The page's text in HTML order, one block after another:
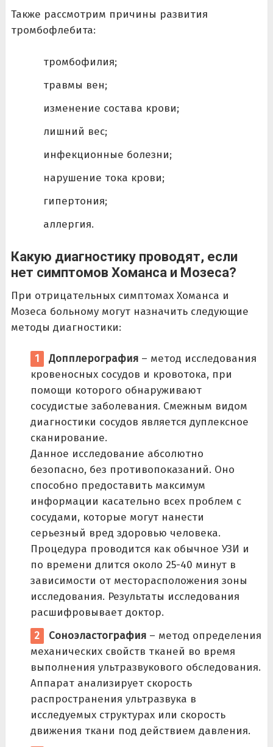
Также рассмотрим причины развития
тромбофлебита:
тромбофилия;
травмы вен;
изменение состава крови;
лишний вес;
инфекционные болезни;
нарушение тока крови;
гипертония;
аллергия.
Какую диагностику проводят, если
нет симптомов Хоманса и Мозеса?
При отрицательных симптомах Хоманса и
Мозеса больному могут назначить следующие
методы диагностики:
Допплерография– метод исследования
кровеносных сосудов и кровотока, при
помощи которого обнаруживают
сосудистые заболевания. Смежным видом
диагностики сосудов является дуплексное
сканирование.
Данное исследование абсолютно
безопасно, без противопоказаний. Оно
способно предоставить максимум
информации касательно всех проблем с
сосудами, которые могут нанести
серьезный вред здоровью человека.
Процедура проводится как обычное УЗИ и
по времени длится около 25-40 минут в
зависимости от месторасположения зоны
исследования. Результаты исследования
расшифровывает доктор.
Соноэластография– метод определения
механических свойств тканей во время
выполнения ультразвукового обследования.
Аппарат анализирует скорость
распространения ультразвука в
исследуемых структурах или скорость
движения ткани под действием давления.